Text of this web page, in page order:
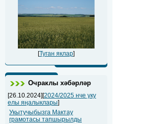
[Туган яклар]
Очраклы хәбәрләр
[26.10.2024][2024/2025 нче уку
елы яңалыклары]
Укытучыбызга Мактау
грамотасы тапшырылды